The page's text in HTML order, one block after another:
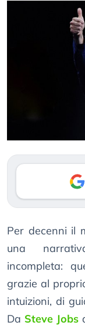
Per decenni il
una
incompleta:
grazie al
intuizioni, di
Da Steve Jobs